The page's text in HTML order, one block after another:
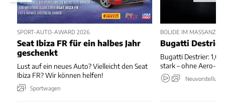
SPORT-AUTO-AWARD 2026
Seat Ibiza FR für ein halbes Jahr
geschenkt
Lust auf ein neues Auto? Vielleicht den Seat
Ibiza FR? Wir können helfen!
Sportwagen
BOLIDE IM MASSANZUG
Bugatti
Bugatti Destrier: 1,00
stark – ohne Aero-